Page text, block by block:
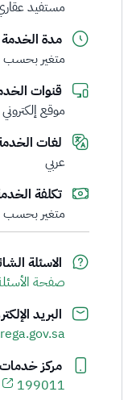
مستفيد
مدة الخدمة
متغير بحسب
قنوات
موقع إلكتروني
لغات
عربي
تكلفة
متغير بحسب
الاسئلة
صفحة
البريد
مركز خدمات
199011